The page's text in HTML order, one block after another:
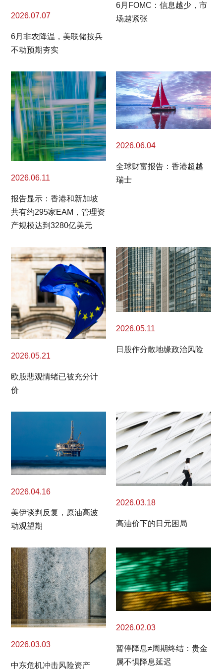
2026.07.07
6月非农降温，美联储按兵
不动预期夯实
6月FOMC：信息越少，市
场越紧张
2026.06.11
报告显示：香港和新加坡
共有约295家EAM，管理资
产规模达到3280亿美元
2026.06.04
全球财富报告：香港超越
瑞士
2026.05.21
欧股悲观情绪已被充分计
价
2026.05.11
日股作分散地缘政治风险
2026.04.16
美伊谈判反复，原油高波
动观望期
2026.03.18
高油价下的日元困局
2026.03.03
中东危机冲击风险资产
2026.02.03
暂停降息≠周期终结：贵金
属不惧降息延迟